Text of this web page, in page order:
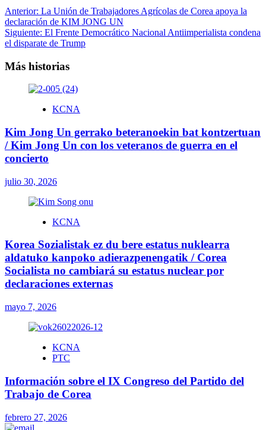
Navegación
de
entradas
Anterior: La Unión de Trabajadores Agrícolas de Corea apoya la
declaración de KIM JONG UN
Siguiente: El Frente Democrático Nacional Antiimperialista condena
el disparate de Trump
Más historias
KCNA
Kim Jong Un gerrako beteranoekin bat kontzertuan
/ Kim Jong Un con los veteranos de guerra en el
concierto
julio 30, 2026
KCNA
Korea Sozialistak ez du bere estatus nuklearra
aldatuko kanpoko adierazpenengatik / Corea
Socialista no cambiará su estatus nuclear por
declaraciones externas
mayo 7, 2026
KCNA
PTC
Información sobre el IX Congreso del Partido del
Trabajo de Corea
febrero 27, 2026